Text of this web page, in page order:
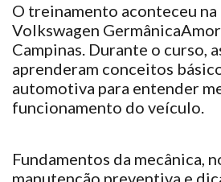
O treinamento aconteceu
Volkswagen Germânica
Campinas. Durante o curso,
aprenderam conceitos
automotiva para entender
funcionamento do veículo.
Fundamentos da mecânica,